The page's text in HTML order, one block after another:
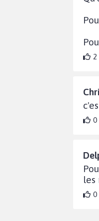
2
0
les
0